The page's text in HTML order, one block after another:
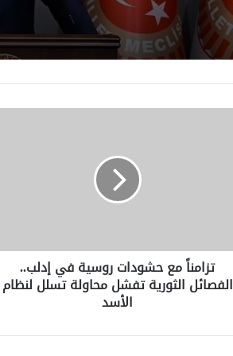
تزامناً مع حشودات روسية في إدلب..
الفصائل الثورية تفشل محاولة تسلل لنظام
الأسد